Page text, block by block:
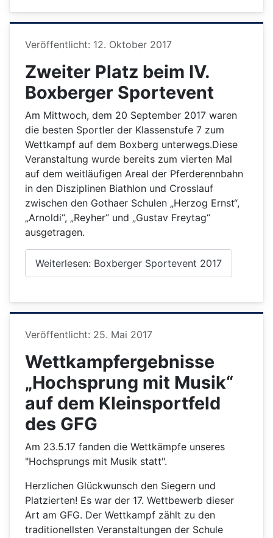
Details
Veröffentlicht: 12. Oktober 2017
Zweiter Platz beim IV.
Boxberger Sportevent
Am Mittwoch, dem 20 September 2017 waren
die besten Sportler der Klassenstufe 7 zum
Wettkampf auf dem Boxberg unterwegs.Diese
Veranstaltung wurde bereits zum vierten Mal
auf dem weitläufigen Areal der Pferderennbahn
in den Disziplinen Biathlon und Crosslauf
zwischen den Gothaer Schulen „Herzog Ernst“,
„Arnoldi“, „Reyher“ und „Gustav Freytag“
ausgetragen.
Weiterlesen: Boxberger Sportevent 2017
Details
Veröffentlicht: 25. Mai 2017
Wettkampfergebnisse
„Hochsprung mit Musik“
auf dem Kleinsportfeld
des GFG
Am 23.5.17 fanden die Wettkämpfe unseres
"Hochsprungs mit Musik statt".
Herzlichen Glückwunsch den Siegern und
Platzierten! Es war der 17. Wettbewerb dieser
Art am GFG. Der Wettkampf zählt zu den
traditionellsten Veranstaltungen der Schule